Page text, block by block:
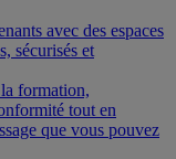
avec des espaces
sécurisés et
formation,
tout en
que vous pouvez